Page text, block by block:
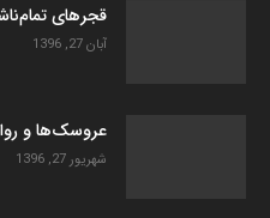
قجرهای
آبان 27, 1396
عروسک­‌ها و
شهریور 27, 1396